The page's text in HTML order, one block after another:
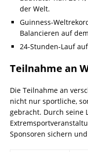
der Welt.
Guinness-
Balancieren auf
24-Stunden-Lauf
Teilnahme an
Die Teilnahme an
nicht nur sportliche,
gebracht. Durch seine
Sponsoren sichern